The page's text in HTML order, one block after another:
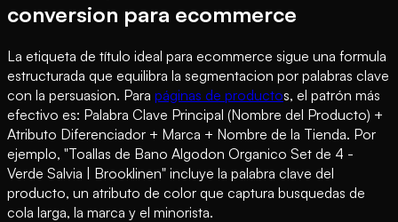
conversion para ecommerce
La etiqueta de título ideal para ecommerce sigue una formula
estructurada que equilibra la segmentacion por palabras clave
con la persuasion. Para páginas de productos, el patrón más
efectivo es: Palabra Clave Principal (Nombre del Producto) +
Atributo Diferenciador + Marca + Nombre de la Tienda. Por
ejemplo, "Toallas de Bano Algodon Organico Set de 4 -
Verde Salvia | Brooklinen" incluye la palabra clave del
producto, un atributo de color que captura busquedas de
cola larga, la marca y el minorista.